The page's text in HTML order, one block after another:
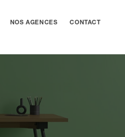
NOS AGENCES CONTACT